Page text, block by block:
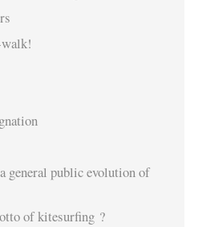
walk!
general public evolution of
of kitesurfing ?